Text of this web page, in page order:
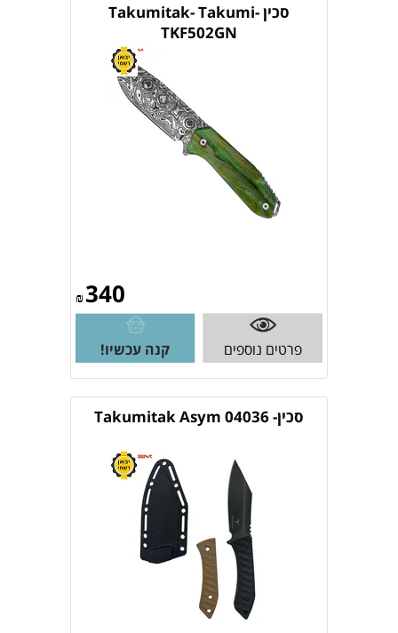
סכין Takumitak- Takumi-
TKF502GN
₪340
פרטים נוספים קנה עכשיו!
סכין- Takumitak Asym 04036